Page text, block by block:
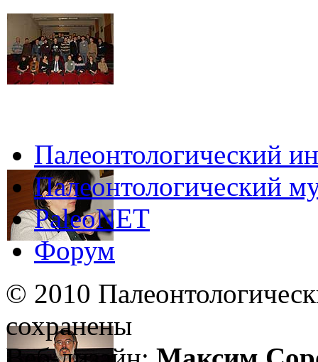
Палеонтологический
Палеонтологический
PaleoNET
Форум
© 2010
сохранены